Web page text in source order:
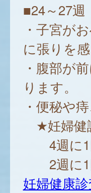
■24～27週
・子宮が
に張りを
・腹部が
ります。
・便秘や
★妊婦健
4週に1
2週に1
妊婦健康